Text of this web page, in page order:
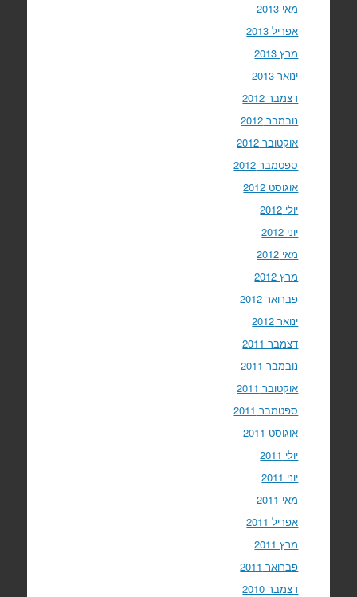
מאי 2013
אפריל 2013
מרץ 2013
ינואר 2013
דצמבר 2012
נובמבר 2012
אוקטובר 2012
ספטמבר 2012
אוגוסט 2012
יולי 2012
יוני 2012
מאי 2012
מרץ 2012
פברואר 2012
ינואר 2012
דצמבר 2011
נובמבר 2011
אוקטובר 2011
ספטמבר 2011
אוגוסט 2011
יולי 2011
יוני 2011
מאי 2011
אפריל 2011
מרץ 2011
פברואר 2011
דצמבר 2010